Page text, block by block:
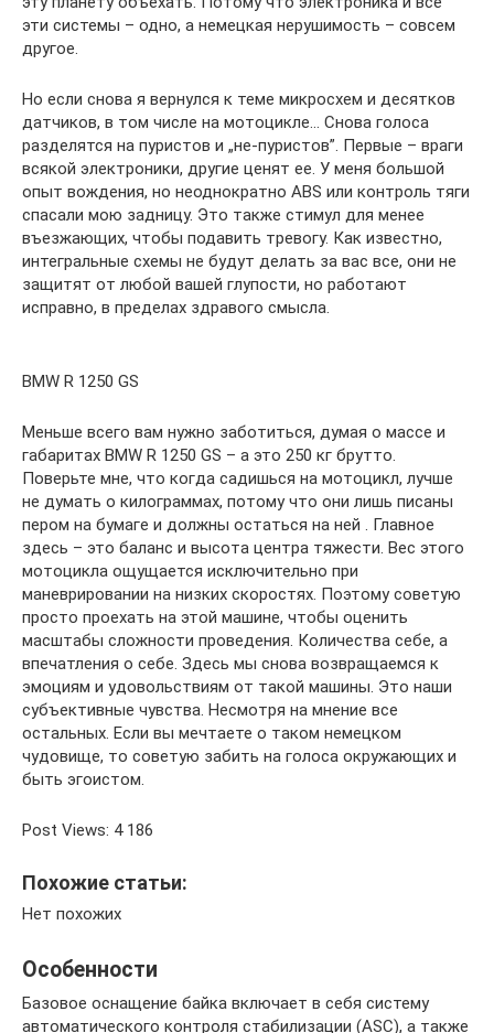
эти системы – одно, а немецкая нерушимость – совсем
другое.
Но если снова я вернулся к теме микросхем и десятков
датчиков, в том числе на мотоцикле… Снова голоса
разделятся на пуристов и „не-пуристов”. Первые – враги
всякой электроники, другие ценят ее. У меня большой
опыт вождения, но неоднократно ABS или контроль тяги
спасали мою задницу. Это также стимул для менее
въезжающих, чтобы подавить тревогу. Как известно,
интегральные схемы не будут делать за вас все, они не
защитят от любой вашей глупости, но работают
исправно, в пределах здравого смысла.
BMW R 1250 GS
Меньше всего вам нужно заботиться, думая о массе и
габаритах BMW R 1250 GS – а это 250 кг брутто.
Поверьте мне, что когда садишься на мотоцикл, лучше
не думать о килограммах, потому что они лишь писаны
пером на бумаге и должны остаться на ней . Главное
здесь – это баланс и высота центра тяжести. Вес этого
мотоцикла ощущается исключительно при
маневрировании на низких скоростях. Поэтому советую
просто проехать на этой машине, чтобы оценить
масштабы сложности проведения. Количества себе, а
впечатления о себе. Здесь мы снова возвращаемся к
эмоциям и удовольствиям от такой машины. Это наши
субъективные чувства. Несмотря на мнение все
остальных. Если вы мечтаете о таком немецком
чудовище, то советую забить на голоса окружающих и
быть эгоистом.
Post Views: 4 186
Похожие статьи:
Нет похожих
Особенности
Базовое оснащение байка включает в себя систему
автоматического контроля стабилизации (ASC), а также